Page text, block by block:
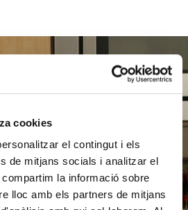
cookies
el contingut i els
de mitjans socials i analitzar el
la informació sobre
lloc amb els partners de mitjans
UN DONATIVO